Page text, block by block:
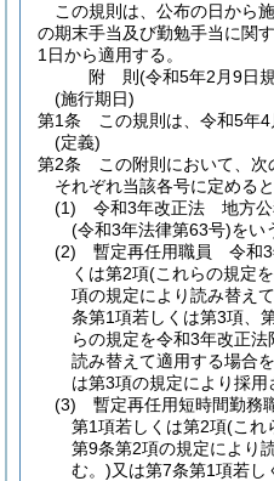
この規則は、公布の日から
の期末手当及び勤勉手当に関
1日から適用する。
附 則(令和5年2月9日
(施行期日)
第1条
この規則は、令和5年4
(定義)
第2条
この附則において、次
それぞれ当該各号に定める
(1)
令和3年改正法 地方公
(令和3年法律第63号)をい
(2)
暫定再任用職員 令和3
くは第2項(これらの規定
項の規定により読み替え
条第1項若しくは第3項、
らの規定を令和3年改正
読み替えて適用する場合
は第3項の規定により採用
(3)
暫定再任用短時間勤
第1項若しくは第2項(これ
第9条第2項の規定により
む。)又は第7条第1項若し